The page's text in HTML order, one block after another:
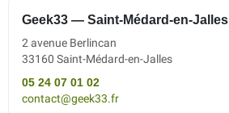
Geek33 — Saint-Médard-en-Jalles
2 avenue Berlincan
33160 Saint-Médard-en-Jalles
05 24 07 01 02
contact@geek33.fr